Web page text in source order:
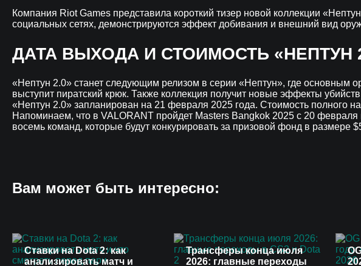
Компания Riot Games представила короткий тизер новой коллекции
социальных сетях, демонстрируются эффект добивания и внешний вид
ДАТА ВЫХОДА И СТОИМОСТЬ «НЕПТУН
«Нептун 2.0» станет следующим релизом в серии «Нептун», где основным
выступит пиратский крюк. Также коллекция получит новые эффекты
«Нептун 2.0» запланирован на 21 февраля 2025 года. Стоимость полного
Напоминаем, что в VALORANT пройдет Masters Bangkok 2025 с 20
восемь команд, которые будут конкурировать за призовой фонд в размере
Вам может быть интересно:
Ставки на Dota 2: как
анализировать матч и
Трансферы конца июля
2026: главные переходы